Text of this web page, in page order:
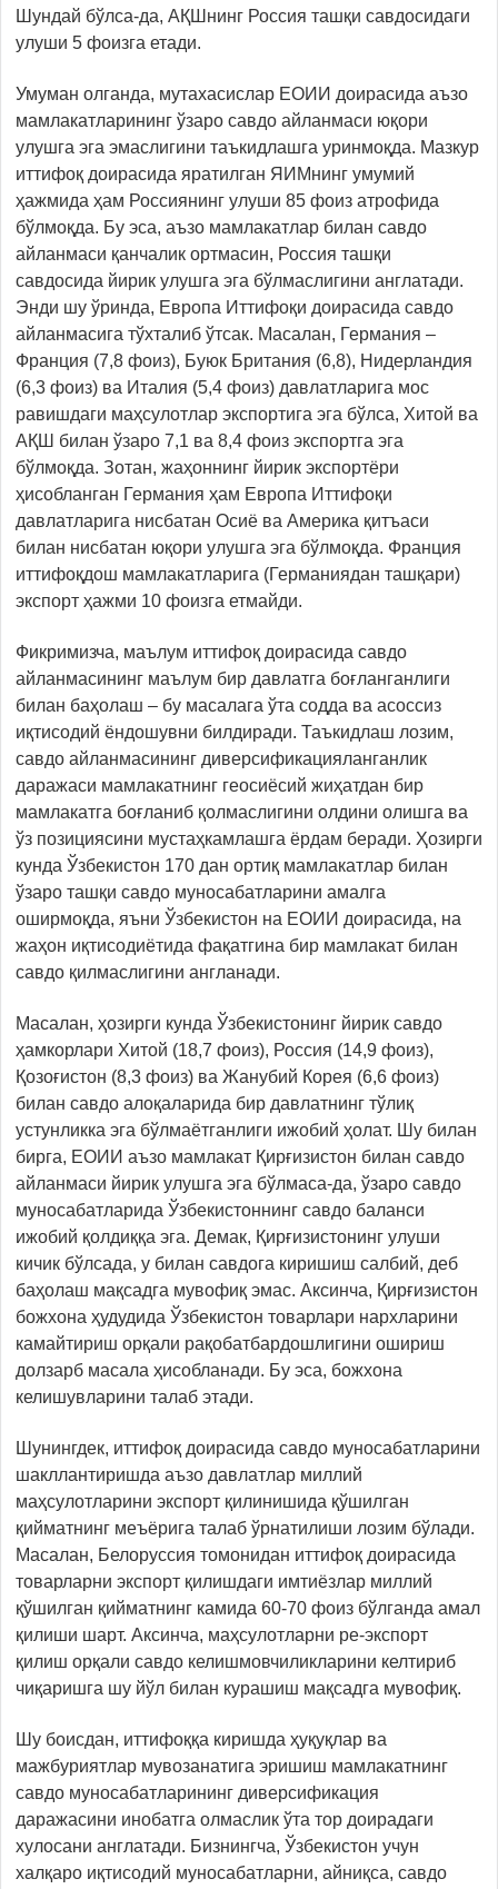
Шундай бўлса-да, АҚШнинг Россия ташқи савдосидаги
улуши 5 фоизга етади.
Умуман олганда, мутахасислар ЕОИИ доирасида аъзо
мамлакатларининг ўзаро савдо айланмаси юқори
улушга эга эмаслигини таъкидлашга уринмоқда. Мазкур
иттифоқ доирасида яратилган ЯИМнинг умумий
ҳажмида ҳам Россиянинг улуши 85 фоиз атрофида
бўлмоқда. Бу эса, аъзо мамлакатлар билан савдо
айланмаси қанчалик ортмасин, Россия ташқи
савдосида йирик улушга эга бўлмаслигини англатади.
Энди шу ўринда, Европа Иттифоқи доирасида савдо
айланмасига тўхталиб ўтсак. Масалан, Германия –
Франция (7,8 фоиз), Буюк Британия (6,8), Нидерландия
(6,3 фоиз) ва Италия (5,4 фоиз) давлатларига мос
равишдаги маҳсулотлар экспортига эга бўлса, Хитой ва
АҚШ билан ўзаро 7,1 ва 8,4 фоиз экспортга эга
бўлмоқда. Зотан, жаҳоннинг йирик экспортёри
ҳисобланган Германия ҳам Европа Иттифоқи
давлатларига нисбатан Осиё ва Америка қитъаси
билан нисбатан юқори улушга эга бўлмоқда. Франция
иттифоқдош мамлакатларига (Германиядан ташқари)
экспорт ҳажми 10 фоизга етмайди.
Фикримизча, маълум иттифоқ доирасида савдо
айланмасининг маълум бир давлатга боғланганлиги
билан баҳолаш – бу масалага ўта содда ва асоссиз
иқтисодий ёндошувни билдиради. Таъкидлаш лозим,
савдо айланмасининг диверсификацияланганлик
даражаси мамлакатнинг геосиёсий жиҳатдан бир
мамлакатга боғланиб қолмаслигини олдини олишга ва
ўз позициясини мустаҳкамлашга ёрдам беради. Ҳозирги
кунда Ўзбекистон 170 дан ортиқ мамлакатлар билан
ўзаро ташқи савдо муносабатларини амалга
оширмоқда, яъни Ўзбекистон на ЕОИИ доирасида, на
жаҳон иқтисодиётида фақатгина бир мамлакат билан
савдо қилмаслигини англанади.
Масалан, ҳозирги кунда Ўзбекистонинг йирик савдо
ҳамкорлари Хитой (18,7 фоиз), Россия (14,9 фоиз),
Қозоғистон (8,3 фоиз) ва Жанубий Корея (6,6 фоиз)
билан савдо алоқаларида бир давлатнинг тўлиқ
устунликка эга бўлмаётганлиги ижобий ҳолат. Шу билан
бирга, ЕОИИ аъзо мамлакат Қирғизистон билан савдо
айланмаси йирик улушга эга бўлмаса-да, ўзаро савдо
муносабатларида Ўзбекистоннинг савдо баланси
ижобий қолдиққа эга. Демак, Қирғизистонинг улуши
кичик бўлсада, у билан савдога киришиш салбий, деб
баҳолаш мақсадга мувофиқ эмас. Аксинча, Қирғизистон
божхона ҳудудида Ўзбекистон товарлари нархларини
камайтириш орқали рақобатбардошлигини ошириш
долзарб масала ҳисобланади. Бу эса, божхона
келишувларини талаб этади.
Шунингдек, иттифоқ доирасида савдо муносабатларини
шакллантиришда аъзо давлатлар миллий
маҳсулотларини экспорт қилинишида қўшилган
қийматнинг меъёрига талаб ўрнатилиши лозим бўлади.
Масалан, Белоруссия томонидан иттифоқ доирасида
товарларни экспорт қилишдаги имтиёзлар миллий
қўшилган қийматнинг камида 60-70 фоиз бўлганда амал
қилиши шарт. Аксинча, маҳсулотларни ре-экспорт
қилиш орқали савдо келишмовчиликларини келтириб
чиқаришга шу йўл билан курашиш мақсадга мувофиқ.
Шу боисдан, иттифоққа киришда ҳуқуқлар ва
мажбуриятлар мувозанатига эришиш мамлакатнинг
савдо муносабатларининг диверсификация
даражасини инобатга олмаслик ўта тор доирадаги
хулосани англатади. Бизнингча, Ўзбекистон учун
халқаро иқтисодий муносабатларни, айниқса, савдо